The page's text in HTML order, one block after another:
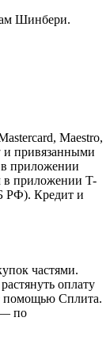
Шинбери.
Maestro,
привязанными
в приложении
в приложении T-
РФ). Кредит и
частями.
оплату
помощью Сплита.
— по